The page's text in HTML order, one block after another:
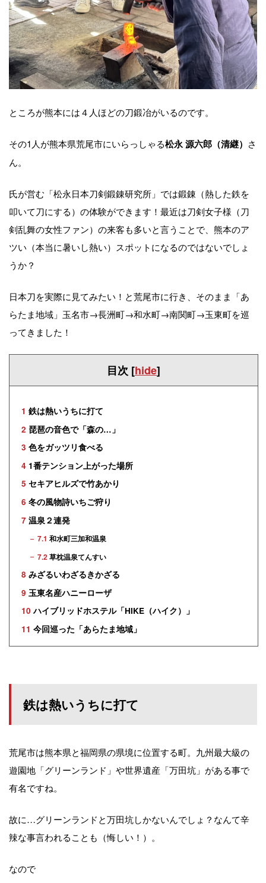
ところが熊本には４人ほどの刀鍛冶がいるのです。
その1人が熊本県荒尾市にいらっしゃる松永 源六郎（清継） さ
ん。
氏が営む「松永日本刀剣鍛錬研究所」では鍛錬（熱した鉄を
叩いて刀にする）の体験ができます！最近は刀剣女子様（刀
剣乱舞の女性ファン）の来客も多いと言うことで、熊本のア
ツい（本当に暑いし熱い）スポットになるのではないでしょ
うか？
日本刀を実際に見てみたい！と荒尾市に行き、そのまま「あ
らたま地域」玉名市→長洲町→和水町→南関町→玉東町を巡
ってきました！
目次 [hide]
1 鉄は熱いうちに打て
2 琵琶の音色で「森の…」
3 色をガッツリ食べる
4 1番テンション上がった場所
5 セキアヒルズで竹あかり
6 冬の風物詩いちご狩り
7 温泉２連発
7.1 和水町三加和温泉
7.2 草枕温泉てんすい
8 みざるいわざるきかざる
9 玉東名産ハニーローザ
10 ハイブリッドホステル「HIKE（ハイク）」
11 今回巡った「あらたま地域」
鉄は熱いうちに打て
荒尾市は熊本県と福岡県の県境に位置する町。九州最大級の
遊園地「グリーンランド」や世界遺産「万田坑」がある事で
有名ですね。
故に…グリーンランドと万田坑しかないんでしょ？なんて辛
辣な事言われることも（悔しい！）。
なので